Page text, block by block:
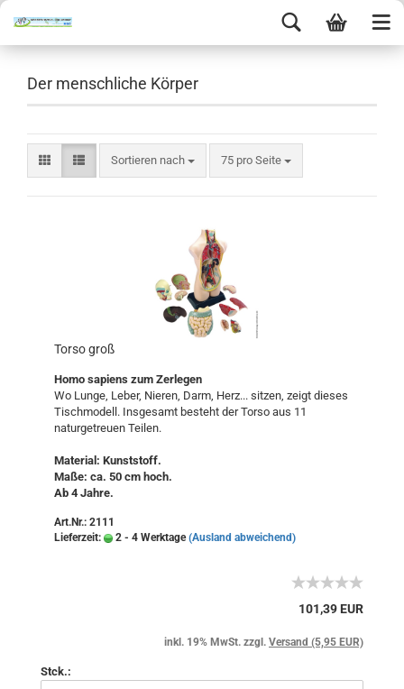
Der menschliche Körper
Sortieren nach 75 pro Seite
Torso groß
Homo sapiens zum Zerlegen
Wo Lunge, Leber, Nieren, Darm, Herz... sitzen, zeigt dieses
Tischmodell. Insgesamt besteht der Torso aus 11
naturgetreuen Teilen.
Material: Kunststoff.
Maße: ca. 50 cm hoch.
Ab 4 Jahre.
Art.Nr.: 2111
Lieferzeit:
2 - 4 Werktage (Ausland abweichend)
101,39 EUR
inkl. 19% MwSt. zzgl. Versand (5,95 EUR)
Stck.: